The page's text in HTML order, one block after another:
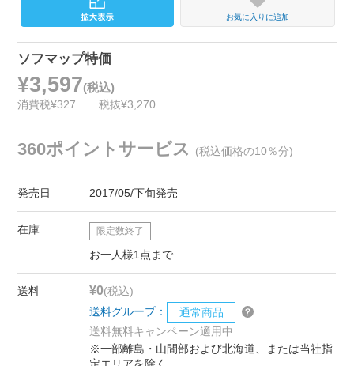
お気に入りに追加
ソフマップ特価
¥3,597(税込)
消費税¥327 税抜¥3,270
360ポイントサービス (税込価格の10％分)
発売日 2017/05/下旬発売
在庫 限定数終了
お一人様1点まで
送料 ¥0(税込)
送料グループ：
通常商品
送料無料キャンペーン適用中
※一部離島・山間部および北海道、または当社指
定エリアを除く